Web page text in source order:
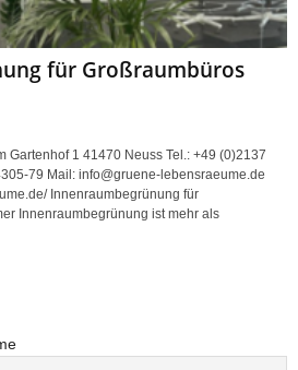
für Großraumbüros
Gartenhof 1 41470 Neuss Tel.: +49 (0)2137
79 Mail: info@gruene-lebensraeume.de
Innenraumbegrünung für
Innenraumbegrünung ist mehr als